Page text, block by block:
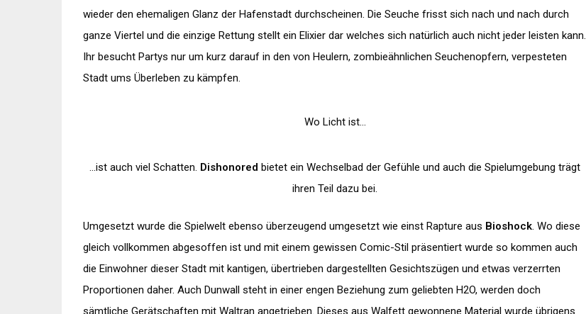
wieder den ehemaligen Glanz der Hafenstadt durchscheinen. Die Seuche frisst sich nach und nach durch
ganze Viertel und die einzige Rettung stellt ein Elixier dar welches sich natürlich auch nicht jeder leisten kann.
Ihr besucht Partys nur um kurz darauf in den von Heulern, zombieähnlichen Seuchenopfern, verpesteten
Stadt ums Überleben zu kämpfen.
Wo Licht ist…
…ist auch viel Schatten. Dishonored bietet ein Wechselbad der Gefühle und auch die Spielumgebung trägt
ihren Teil dazu bei.
Umgesetzt wurde die Spielwelt ebenso überzeugend umgesetzt wie einst Rapture aus Bioshock. Wo diese
gleich vollkommen abgesoffen ist und mit einem gewissen Comic-Stil präsentiert wurde so kommen auch
die Einwohner dieser Stadt mit kantigen, übertrieben dargestellten Gesichtszügen und etwas verzerrten
Proportionen daher. Auch Dunwall steht in einer engen Beziehung zum geliebten H2O, werden doch
sämtliche Gerätschaften mit Waltran angetrieben. Dieses aus Walfett gewonnene Material wurde übrigens